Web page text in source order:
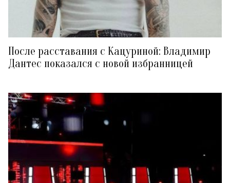
После расставания с Кацуриной: Владимир
Дантес показался с новой избранницей